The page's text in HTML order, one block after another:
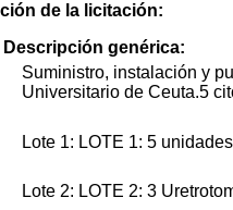
de la licitación:
Descripción genérica:
Suministro, instalación y
Universitario de Ceuta.5
Lote 1: LOTE 1: 5
Lote 2: LOTE 2: 3